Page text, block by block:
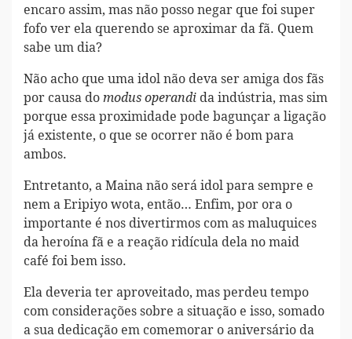
encaro assim, mas não posso negar que foi super
fofo ver ela querendo se aproximar da fã. Quem
sabe um dia?
Não acho que uma idol não deva ser amiga dos fãs
por causa do modus operandi da indústria, mas sim
porque essa proximidade pode bagunçar a ligação
já existente, o que se ocorrer não é bom para
ambos.
Entretanto, a Maina não será idol para sempre e
nem a Eripiyo wota, então… Enfim, por ora o
importante é nos divertirmos com as maluquices
da heroína fã e a reação ridícula dela no maid
café foi bem isso.
Ela deveria ter aproveitado, mas perdeu tempo
com considerações sobre a situação e isso, somado
a sua dedicação em comemorar o aniversário da